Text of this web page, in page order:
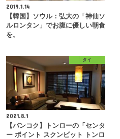
2019.1.14
【韓国】ソウル：弘大の「神仙ソ
ルロンタン」でお腹に優しい朝食
を。
タイ
2021.8.1
【バンコク】トンローの「センタ
ー ポイント スクンビット トンロ